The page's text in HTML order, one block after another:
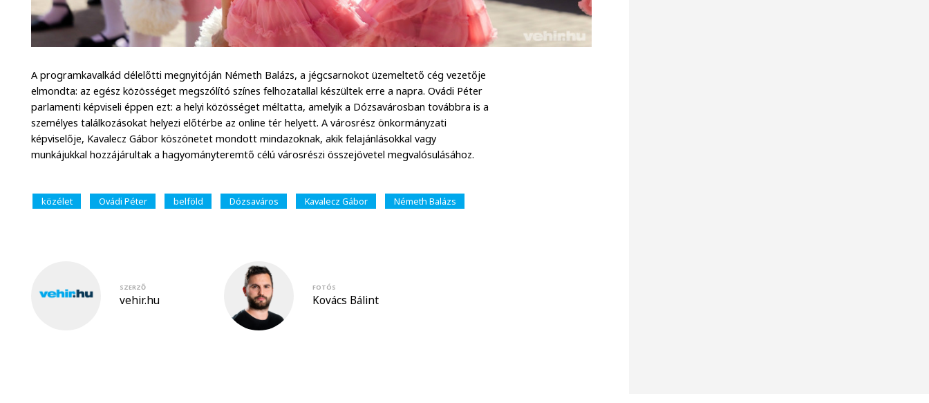
A programkavalkád délelőtti megnyitóján Németh Balázs, a jégcsarnokot üzemeltető cég vezetője
elmondta: az egész közösséget megszólító színes felhozatallal készültek erre a napra. Ovádi Péter
parlamenti képviseli éppen ezt: a helyi közösséget méltatta, amelyik a Dózsavárosban továbbra is a
személyes találkozásokat helyezi előtérbe az online tér helyett. A városrész önkormányzati
képviselője, Kavalecz Gábor köszönetet mondott mindazoknak, akik felajánlásokkal vagy
munkájukkal hozzájárultak a hagyományteremtő célú városrészi összejövetel megvalósulásához.
közélet Ovádi Péter belföld Dózsaváros Kavalecz Gábor Németh Balázs
SZERZŐ
vehir.hu
FOTÓS
Kovács Bálint